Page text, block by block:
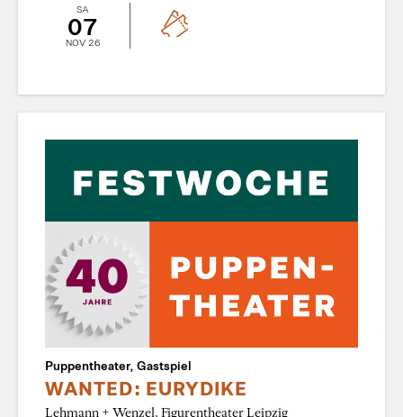
SA
07
NOV 26
Puppentheater, Gastspiel
WANTED: EURYDIKE
Lehmann + Wenzel, Figurentheater Leipzig